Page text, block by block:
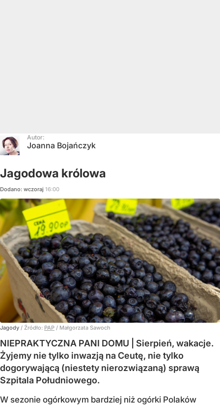
Autor:
Joanna Bojańczyk
Jagodowa królowa
Dodano: wczoraj 16:00
Jagody / Źródło: PAP / Małgorzata Sawoch
NIEPRAKTYCZNA PANI DOMU | Sierpień, wakacje.
Żyjemy nie tylko inwazją na Ceutę, nie tylko
dogorywającą (niestety nierozwiązaną) sprawą
Szpitala Południowego.
W sezonie ogórkowym bardziej niż ogórki Polaków